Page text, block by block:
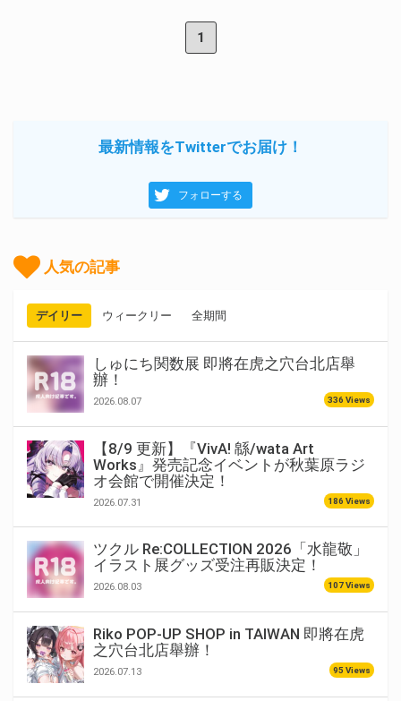
1
最新情報をTwitterでお届け！
フォローする
人気の記事
デイリー ウィークリー 全期間
しゅにち関数展 即將在虎之穴台北店舉
辦！
2026.08.07 336 Views
【8/9 更新】『VivA! 緜/wata Art
Works』発売記念イベントが秋葉原ラジ
オ会館で開催決定！
2026.07.31 186 Views
ツクル Re:COLLECTION 2026「水龍敬」
イラスト展グッズ受注再販決定！
2026.08.03 107 Views
Riko POP-UP SHOP in TAIWAN 即將在虎
之穴台北店舉辦！
2026.07.13 95 Views